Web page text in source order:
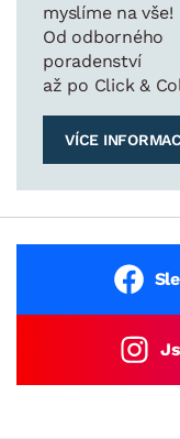
myslíme na vše!
Od odborného
poradenství
až po Click &
VÍCE